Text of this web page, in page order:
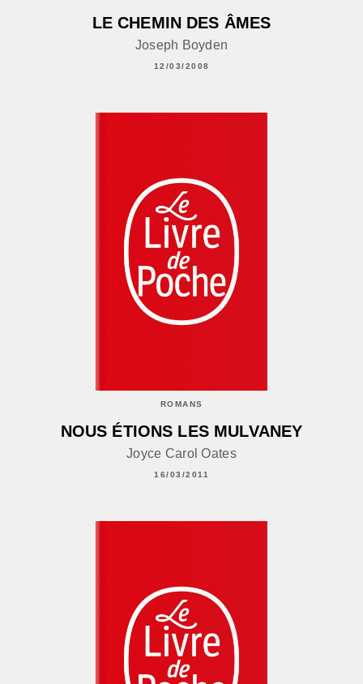
LE CHEMIN DES ÂMES
Joseph Boyden
12/03/2008
ROMANS
NOUS ÉTIONS LES MULVANEY
Joyce Carol Oates
16/03/2011